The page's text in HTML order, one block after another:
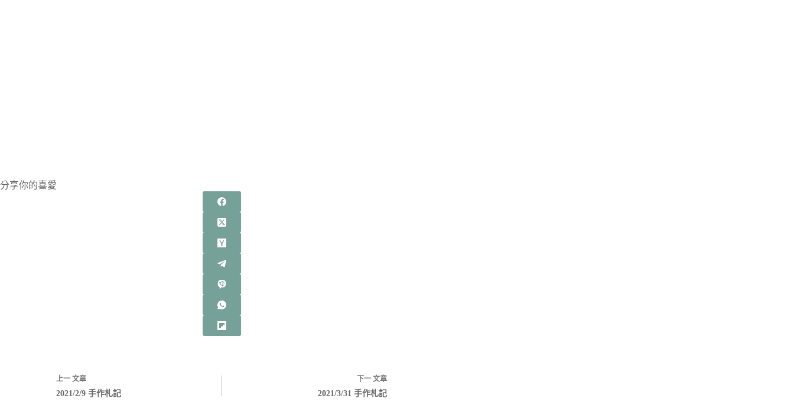
分享你的喜愛
上一 文章
2021/2/9 手作札記
下一 文章
2021/3/31 手作札記